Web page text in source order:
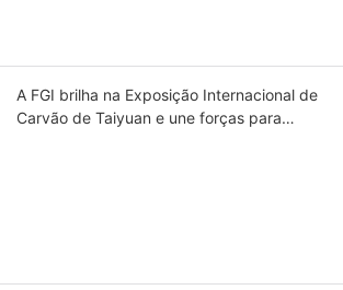
A FGI brilha na Exposição Internacional de
Carvão de Taiyuan e une forças para